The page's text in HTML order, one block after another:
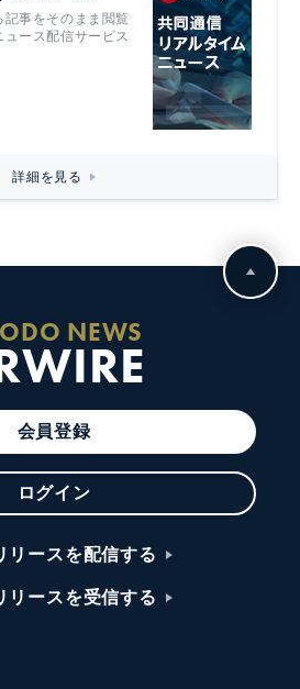
事をそのまま閲覧
ース配信サービス
詳細を見る
NEWS
会員登録
ログイン
リースを配信する
リースを受信する